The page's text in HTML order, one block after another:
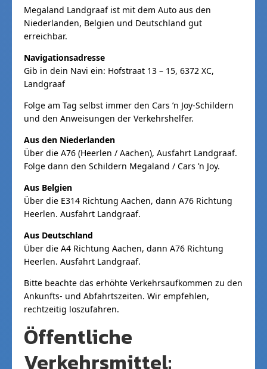
Megaland Landgraaf ist mit dem Auto aus den
Niederlanden, Belgien und Deutschland gut
erreichbar.
Navigationsadresse
Gib in dein Navi ein: Hofstraat 13 – 15, 6372 XC,
Landgraaf
Folge am Tag selbst immer den Cars ’n Joy-Schildern
und den Anweisungen der Verkehrshelfer.
Aus den Niederlanden
Über die A76 (Heerlen / Aachen), Ausfahrt Landgraaf.
Folge dann den Schildern Megaland / Cars ’n Joy.
Aus Belgien
Über die E314 Richtung Aachen, dann A76 Richtung
Heerlen. Ausfahrt Landgraaf.
Aus Deutschland
Über die A4 Richtung Aachen, dann A76 Richtung
Heerlen. Ausfahrt Landgraaf.
Bitte beachte das erhöhte Verkehrsaufkommen zu den
Ankunfts- und Abfahrtszeiten. Wir empfehlen,
rechtzeitig loszufahren.
Öffentliche
Verkehrsmittel: